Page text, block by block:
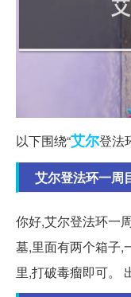
以下围绕“艾尔登法
艾尔登法环一周
你好,艾尔登法环一
墓,里面有两个箱子,
里,打破毒瘤即可。